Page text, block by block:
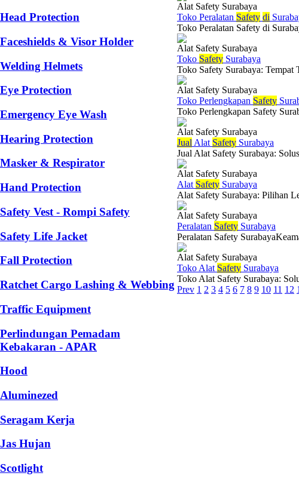
Head Protection
Faceshields & Visor Holder
Welding Helmets
Eye Protection
Emergency Eye Wash
Hearing Protection
Masker & Respirator
Hand Protection
Safety Vest - Rompi Safety
Safety Life Jacket
Fall Protection
Ratchet Cargo Lashing & Webbing
Traffic Equipment
Perlindungan Pemadam
Kebakaran - APAR
Hood
Aluminezed
Seragam Kerja
Jas Hujan
Scotlight
Alat Safety Surabaya
Toko Peralatan Safety di
Toko Peralatan Safety di
Alat Safety Surabaya
Toko Safety Surabaya
Toko Safety Surabaya: Tempat
Alat Safety Surabaya
Toko Perlengkapan Safety
Toko Perlengkapan Safety
Alat Safety Surabaya
Jual Alat Safety Surabaya
Jual Alat Safety Surabaya:
Alat Safety Surabaya
Alat Safety Surabaya
Alat Safety Surabaya: Pilihan
Alat Safety Surabaya
Peralatan Safety Surabaya
Peralatan Safety
Alat Safety Surabaya
Toko Alat Safety Surabaya
Toko Alat Safety Surabaya:
Prev 1 2 3 4 5 6 7 8 9 10 11 12